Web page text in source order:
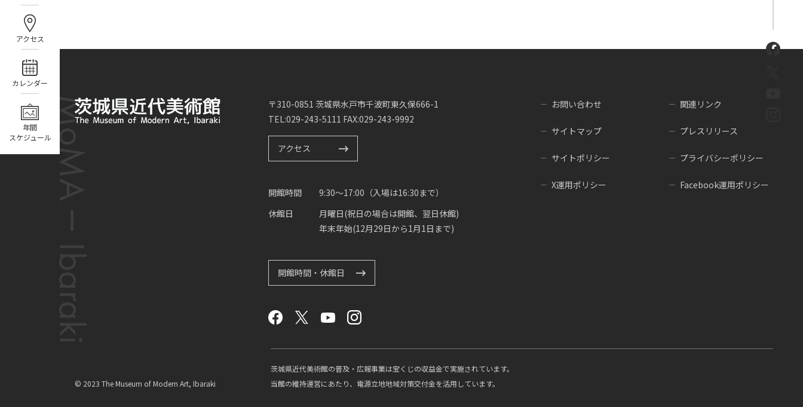
アクセス
カレンダー
年間
スケジュール
〒310-0851 茨城県水戸市千波町東久保666-1
TEL:029-243-5111 FAX:029-243-9992
アクセス
開館時間
9:30～17:00（入場は16:30まで）
休館日
月曜日(祝日の場合は開館、翌日休館)
年末年始(12月29日から1月1日まで)
開館時間・休館日
お問い合わせ 関連リンク
サイトマップ プレスリリース
サイトポリシー プライバシーポリシー
X運用ポリシー Facebook運用ポリシー
茨城県近代美術館の普及・広報事業は宝くじの収益金で実施されています。
当館の維持運営にあたり、電源立地地域対策交付金を活用しています。
© 2023 The Museum of Modern Art, Ibaraki